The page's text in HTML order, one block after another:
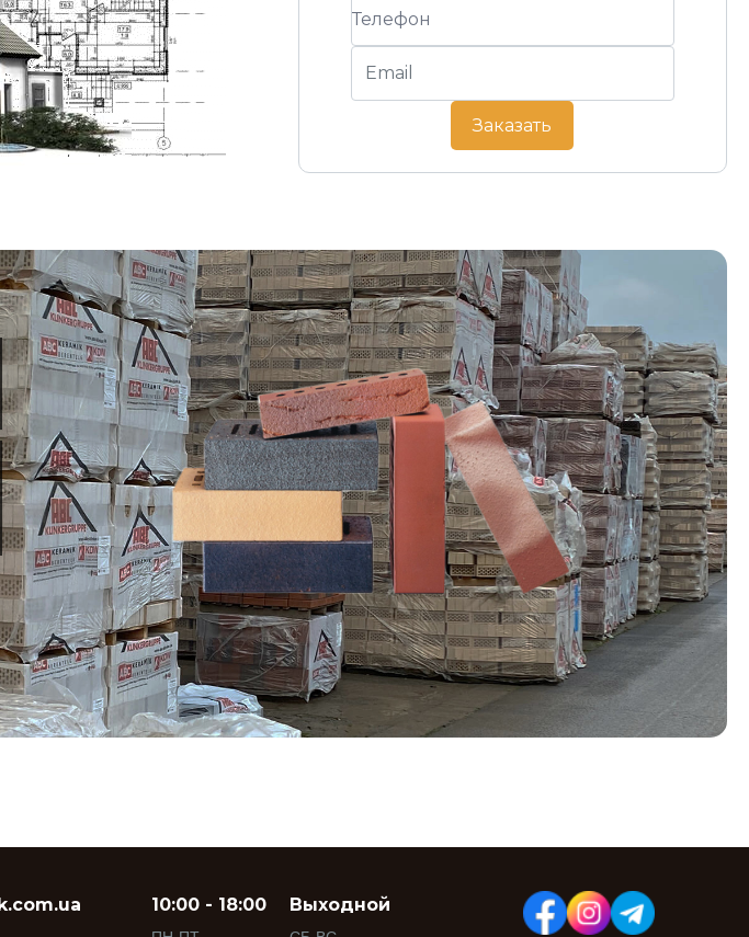
Заказать
10:00 - 18:00 Выходной